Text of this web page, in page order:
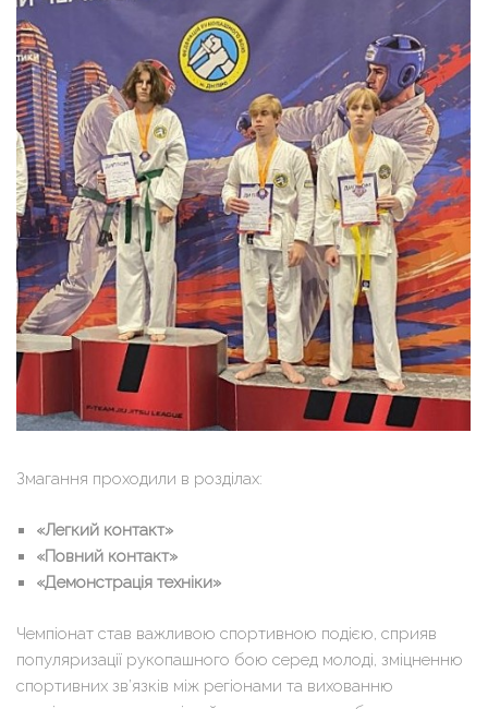
Змагання проходили в розділах:
«Легкий контакт»
«Повний контакт»
«Демонстрація техніки»
Чемпіонат став важливою спортивною подією, сприяв
популяризації рукопашного бою серед молоді, зміцненню
спортивних зв’язків між регіонами та вихованню